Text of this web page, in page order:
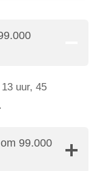
uur, 45
99.000